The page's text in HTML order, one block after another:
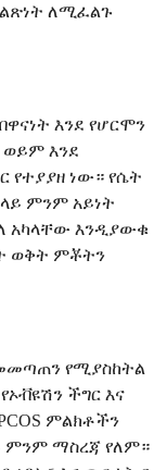
ለሚፈልጉ
እንደ የሆርሞን
እንደ
ነው። የሴት
ምንም አይነት
አካላቸው እንዲያውቁ
ወቅት ምቾትን
የሚያስከትል
ችግር እና
ምልክቶችን
ማስረጃ የለም።